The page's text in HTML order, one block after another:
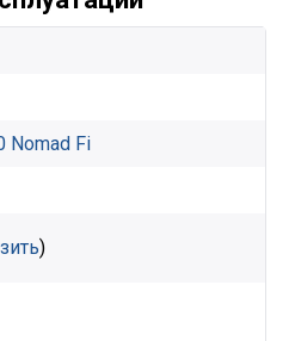
Nomad Fi
)